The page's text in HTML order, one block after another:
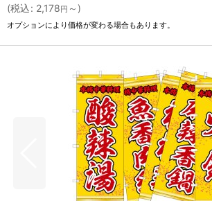
(税込: 2,178 円 ～ )
オプションにより価格が変わる場合もあります。